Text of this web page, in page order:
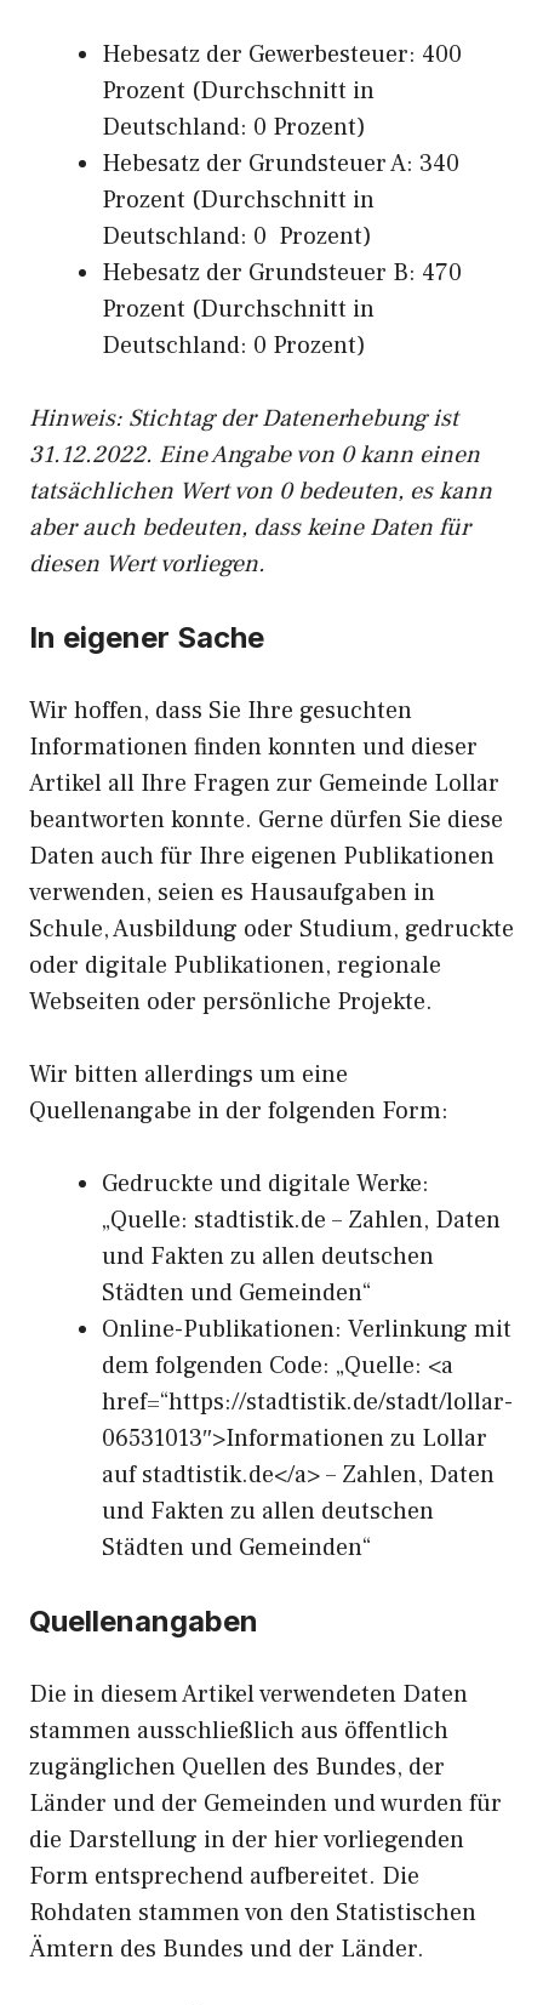
Hebesatz der Gewerbesteuer: 400
Prozent (Durchschnitt in
Deutschland: 0 Prozent)
Hebesatz der Grundsteuer A: 340
Prozent (Durchschnitt in
Deutschland: 0 Prozent)
Hebesatz der Grundsteuer B: 470
Prozent (Durchschnitt in
Deutschland: 0 Prozent)
Hinweis: Stichtag der Datenerhebung ist
31.12.2022. Eine Angabe von 0 kann einen
tatsächlichen Wert von 0 bedeuten, es kann
aber auch bedeuten, dass keine Daten für
diesen Wert vorliegen.
In eigener Sache
Wir hoffen, dass Sie Ihre gesuchten
Informationen finden konnten und dieser
Artikel all Ihre Fragen zur Gemeinde Lollar
beantworten konnte. Gerne dürfen Sie diese
Daten auch für Ihre eigenen Publikationen
verwenden, seien es Hausaufgaben in
Schule, Ausbildung oder Studium, gedruckte
oder digitale Publikationen, regionale
Webseiten oder persönliche Projekte.
Wir bitten allerdings um eine
Quellenangabe in der folgenden Form:
Gedruckte und digitale Werke:
„Quelle: stadtistik.de – Zahlen, Daten
und Fakten zu allen deutschen
Städten und Gemeinden“
Online-Publikationen: Verlinkung mit
dem folgenden Code: „Quelle: <a
href=“https://stadtistik.de/stadt/lollar-
06531013″>Informationen zu Lollar
auf stadtistik.de</a> – Zahlen, Daten
und Fakten zu allen deutschen
Städten und Gemeinden“
Quellenangaben
Die in diesem Artikel verwendeten Daten
stammen ausschließlich aus öffentlich
zugänglichen Quellen des Bundes, der
Länder und der Gemeinden und wurden für
die Darstellung in der hier vorliegenden
Form entsprechend aufbereitet. Die
Rohdaten stammen von den Statistischen
Ämtern des Bundes und der Länder.